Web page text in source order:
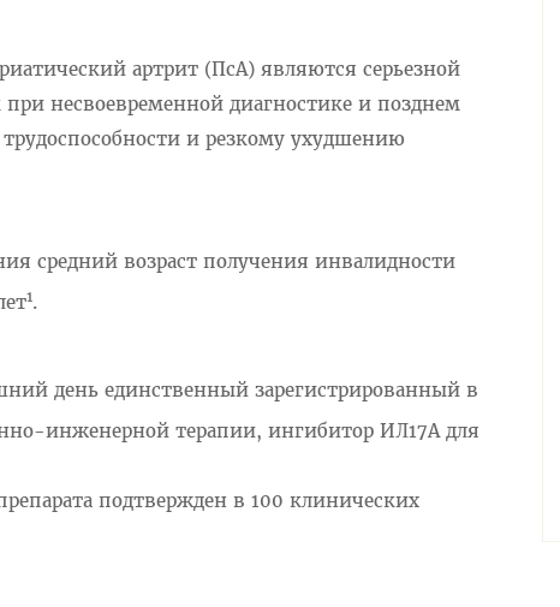
артрит (ПсА) являются серьезной
несвоевременной диагностике и позднем
и резкому ухудшению
средний возраст получения инвалидности
1.
день единственный зарегистрированный в
инженерной терапии, ингибитор ИЛ17А для
подтвержден в 100 клинических